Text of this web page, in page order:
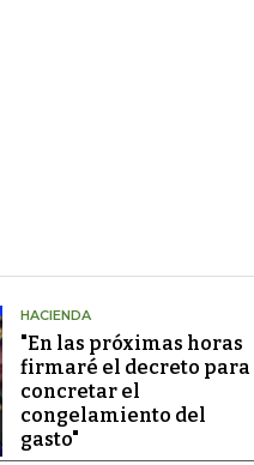
HACIENDA
"En las próximas horas
firmaré el decreto para
concretar el
congelamiento del
gasto"